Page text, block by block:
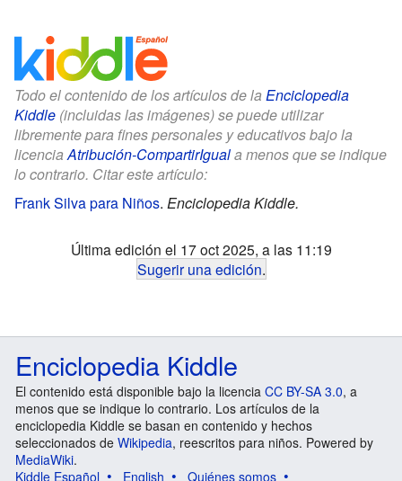
Todo el contenido de los artículos de la Enciclopedia
Kiddle (incluidas las imágenes) se puede utilizar
libremente para fines personales y educativos bajo la
licenciaAtribución-CompartirIguala menos que se indique
lo contrario. Citar este artículo:
Frank Silva para Niños. Enciclopedia Kiddle.
Última edición el 17 oct 2025, a las 11:19
Sugerir una edición.
Enciclopedia Kiddle
El contenido está disponible bajo la licencia CC BY-SA 3.0, a
menos que se indique lo contrario. Los artículos de la
enciclopedia Kiddle se basan en contenido y hechos
seleccionados de Wikipedia, reescritos para niños. Powered by
MediaWiki.
Kiddle Español
English Quiénes somos